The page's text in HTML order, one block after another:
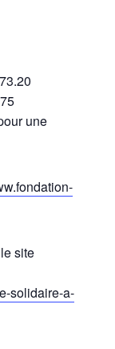
une
site
solidaire-a-